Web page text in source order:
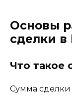
Основы
сделки в
Что такое
Сумма сделки